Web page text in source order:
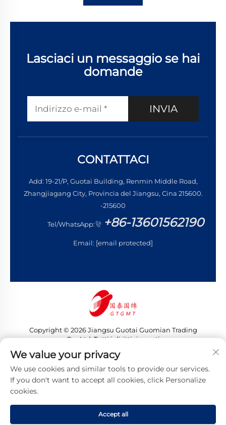
Lasciaci un messaggio se hai
domande
INVIA
CONTATTACI
Add: 19-21/P, Guotai Building, Renmin Middle Road,
Zhangjiagang City, Provincia del Jiangsu, Cina 215600.
-215600
Tel/WhatsApp: +86-13601562190
Email: [email protected]
Copyright © 2026 Jiangsu Guotai Guomian Trading
Co., Ltd. Tutti i diritti riservati
Informativa sulla privacy
We value your privacy
We use cookies and similar tools to provide our services.
If you don't want to accept all cookies, click Personalize
cookies.
Accept all